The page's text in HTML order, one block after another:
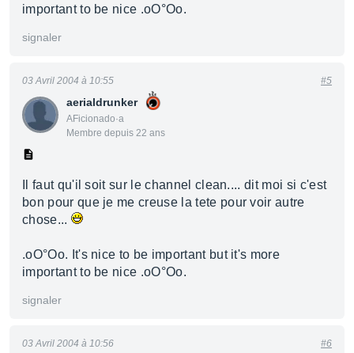
important to be nice .oO°Oo.
signaler
aerialdrunker
AFicionado·a
Membre depuis 22 ans
03 Avril 2004 à 10:55 #5
Il faut qu'il soit sur le channel clean.... dit moi si c'est
bon pour que je me creuse la tete pour voir autre
chose...
.oO°Oo. It's nice to be important but it's more
important to be nice .oO°Oo.
signaler
03 Avril 2004 à 10:56 #6